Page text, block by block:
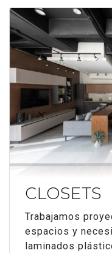
CLOSETS
Trabajamos
espacios y
laminados